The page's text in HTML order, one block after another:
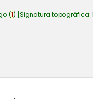
(1) Signatura topográfica: